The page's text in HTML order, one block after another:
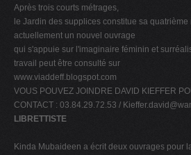
Après trois courts métrages,
le Jardin des supplices constitue sa
actuellement un nouvel ouvrage
qui s'appuie sur l'imaginaire féminin et
travail peut être consulté sur
www.viaddeff.blogspot.com
VOUS POUVEZ JOINDRE DAVID KIEFFER
CONTACT : 03.84.29.72.53 /
LIBRETTISTE
Kinda Mubaideen a écrit deux ouvrages pour